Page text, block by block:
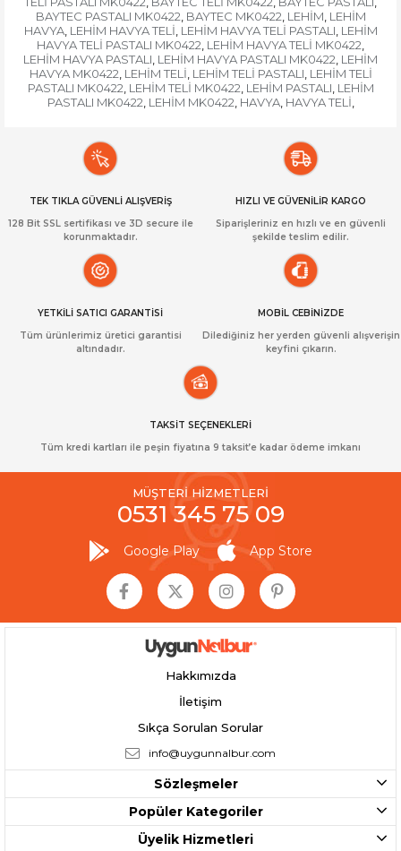
BAYTEC PASTALI MK0422, BAYTEC MK0422, LEHİM, LEHİM
HAVYA, LEHİM HAVYA TELİ, LEHİM HAVYA TELİ PASTALI, LEHİM
HAVYA TELİ PASTALI MK0422, LEHİM HAVYA TELİ MK0422,
LEHİM HAVYA PASTALI, LEHİM HAVYA PASTALI MK0422, LEHİM
HAVYA MK0422, LEHİM TELİ, LEHİM TELİ PASTALI, LEHİM TELİ
PASTALI MK0422, LEHİM TELİ MK0422, LEHİM PASTALI, LEHİM
PASTALI MK0422, LEHİM MK0422, HAVYA, HAVYA TELİ,
TEK TIKLA GÜVENLİ ALIŞVERİŞ
128 Bit SSL sertifikası ve 3D secure ile
korunmaktadır.
HIZLI VE GÜVENİLİR KARGO
Siparişleriniz en hızlı ve en güvenli
şekilde teslim edilir.
YETKİLİ SATICI GARANTİSİ
Tüm ürünlerimiz üretici garantisi
altındadır.
MOBİL CEBİNİZDE
Dilediğiniz her yerden güvenli alışverişin
keyfini çıkarın.
TAKSİT SEÇENEKLERİ
Tüm kredi kartları ile peşin fiyatına 9 taksit’e kadar ödeme imkanı
MÜŞTERİ HİZMETLERİ
0531 345 75 09
Google Play App Store
Hakkımızda
İletişim
Sıkça Sorulan Sorular
info@uygunnalbur.com
Sözleşmeler
Popüler Kategoriler
Üyelik Hizmetleri